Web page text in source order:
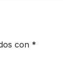
con *